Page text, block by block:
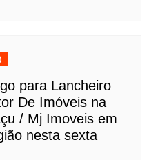
para Lancheiro
De Imóveis na
/ Mj Imoveis em
nesta sexta